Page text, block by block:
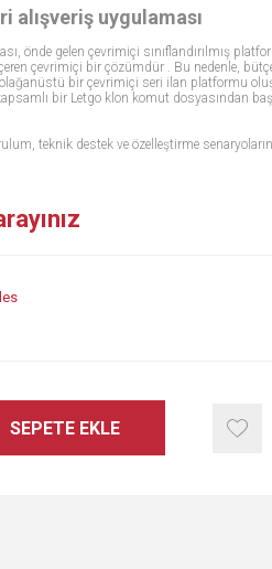
alışveriş uygulaması
önde gelen çevrimiçi sınıflandırılmış
çevrimiçi bir çözümdür . Bu nedenle,
bir çevrimiçi seri ilan platformu
bir Letgo klon komut dosyasından
teknik destek ve özelleştirme
SEPETE EKLE